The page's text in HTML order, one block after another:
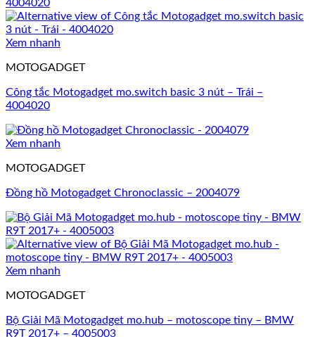
Xem nhanh
MOTOGADGET
Công tắc Motogadget mo.switch basic 3 nút – Trái –
4004020
Xem nhanh
MOTOGADGET
Đồng hồ Motogadget Chronoclassic – 2004079
Xem nhanh
MOTOGADGET
Bộ Giải Mã Motogadget mo.hub – motoscope tiny – BMW
R9T 2017+ – 4005003